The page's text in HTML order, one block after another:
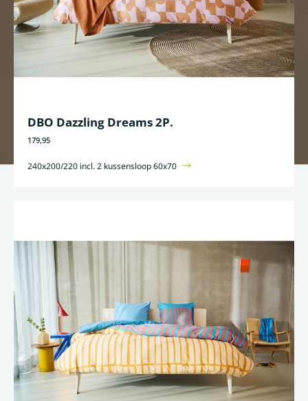
DBO Dazzling Dreams 2P.
179,95
240x200/220 incl. 2 kussensloop 60x70